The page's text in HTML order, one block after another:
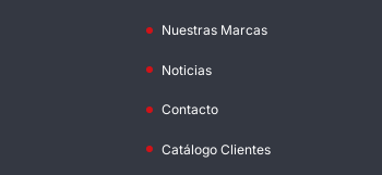
Nuestras Marcas
Noticias
Contacto
Catálogo Clientes